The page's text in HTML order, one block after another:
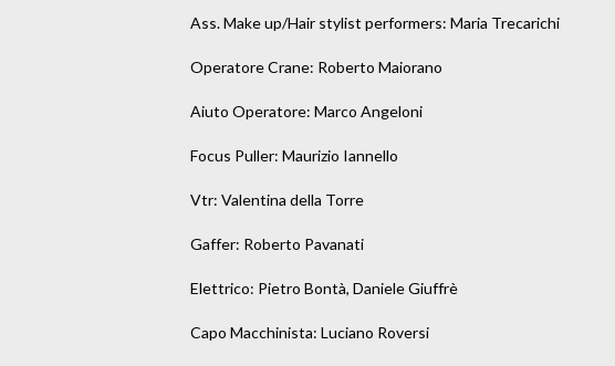
Ass. Make up/Hair stylist performers: Maria Trecarichi
Operatore Crane: Roberto Maiorano
Aiuto Operatore: Marco Angeloni
Focus Puller: Maurizio Iannello
Vtr: Valentina della Torre
Gaffer: Roberto Pavanati
Elettrico: Pietro Bontà, Daniele Giuffrè
Capo Macchinista: Luciano Roversi